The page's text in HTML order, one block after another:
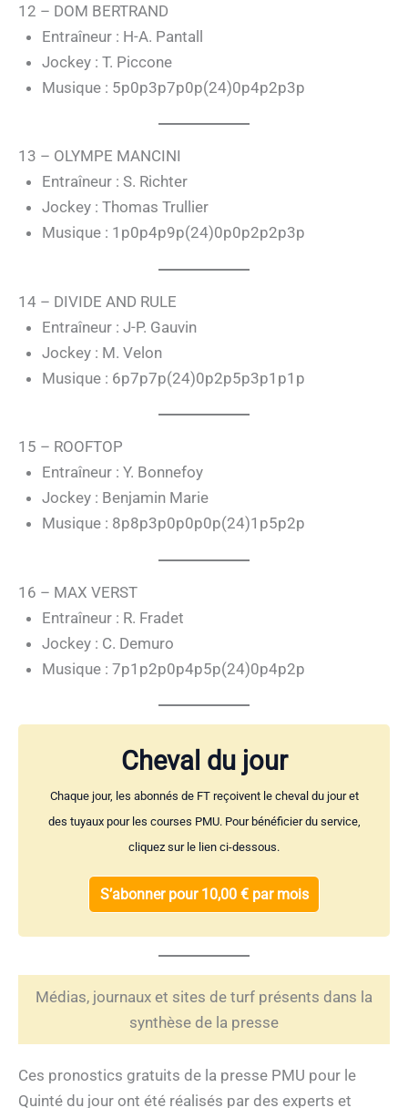
12 – DOM BERTRAND
Entraîneur : H-A. Pantall
Jockey : T. Piccone
Musique : 5p0p3p7p0p(24)0p4p2p3p
13 – OLYMPE MANCINI
Entraîneur : S. Richter
Jockey : Thomas Trullier
Musique : 1p0p4p9p(24)0p0p2p2p3p
14 – DIVIDE AND RULE
Entraîneur : J-P. Gauvin
Jockey : M. Velon
Musique : 6p7p7p(24)0p2p5p3p1p1p
15 – ROOFTOP
Entraîneur : Y. Bonnefoy
Jockey : Benjamin Marie
Musique : 8p8p3p0p0p0p(24)1p5p2p
16 – MAX VERST
Entraîneur : R. Fradet
Jockey : C. Demuro
Musique : 7p1p2p0p4p5p(24)0p4p2p
Cheval du jour
Chaque jour, les abonnés de FT reçoivent le cheval du jour et
des tuyaux pour les courses PMU. Pour bénéficier du service,
cliquez sur le lien ci-dessous.
S’abonner pour 10,00 € par mois
Médias, journaux et sites de turf présents dans la
synthèse de la presse
Ces pronostics gratuits de la presse PMU pour le
Quinté du jour ont été réalisés par des experts et